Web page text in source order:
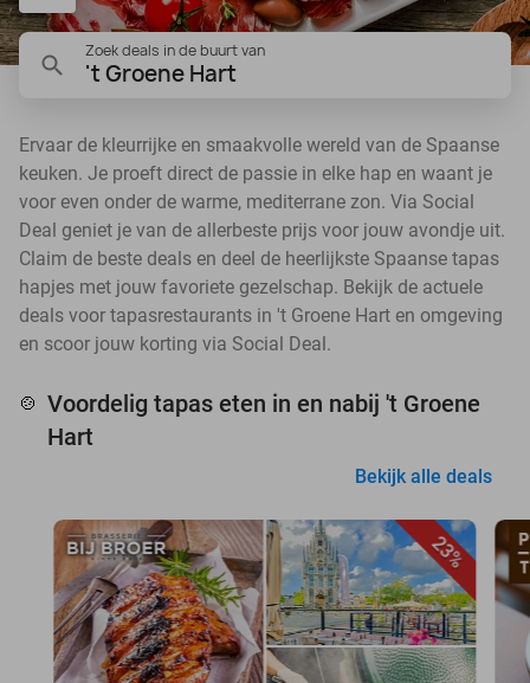
Zoek deals in de buurt van
't Groene Hart
Ervaar de kleurrijke en smaakvolle wereld van de Spaanse
keuken. Je proeft direct de passie in elke hap en waant je
voor even onder de warme, mediterrane zon. Via Social
Deal geniet je van de allerbeste prijs voor jouw avondje uit.
Claim de beste deals en deel de heerlijkste Spaanse tapas
hapjes met jouw favoriete gezelschap. Bekijk de actuele
deals voor tapasrestaurants in 't Groene Hart en omgeving
en scoor jouw korting via Social Deal.
🍲 Voordelig tapas eten in en nabij 't Groene
Hart
Bekijk alle deals
23%